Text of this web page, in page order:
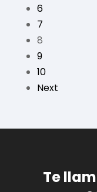
6
7
8
9
10
Next
Te